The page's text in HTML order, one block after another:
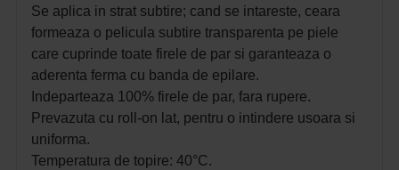
Se aplica in strat subtire; cand se intareste, ceara
formeaza o pelicula subtire transparenta pe piele
care cuprinde toate firele de par si garanteaza o
aderenta ferma cu banda de epilare.
Indeparteaza 100% firele de par, fara rupere.
Prevazuta cu roll-on lat, pentru o intindere usoara si
uniforma.
Temperatura de topire: 40°C.